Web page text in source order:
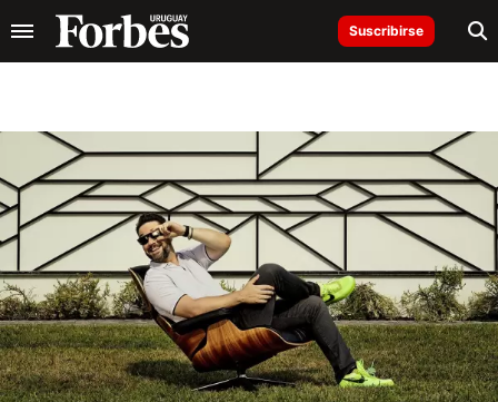
Suscribirse